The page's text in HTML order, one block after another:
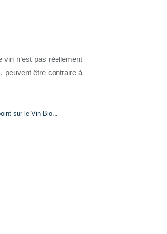
vin n’est pas réellement
peuvent être contraire à
sur le Vin Bio...